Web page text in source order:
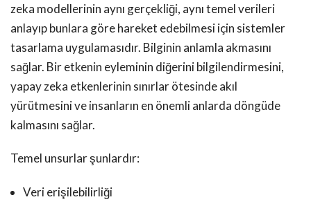
zeka modellerinin aynı gerçekliği, aynı temel verileri
anlayıp bunlara göre hareket edebilmesi için sistemler
tasarlama uygulamasıdır. Bilginin anlamla akmasını
sağlar. Bir etkenin eyleminin diğerini bilgilendirmesini,
yapay zeka etkenlerinin sınırlar ötesinde akıl
yürütmesini ve insanların en önemli anlarda döngüde
kalmasını sağlar.
Temel unsurlar şunlardır:
Veri erişilebilirliği